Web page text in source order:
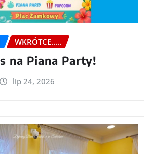
WKRÓTCE.....
na Piana Party!
lip 24, 2026